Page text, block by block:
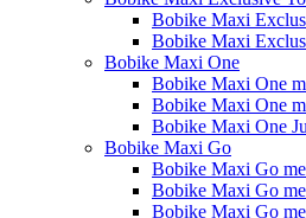
Bobike Maxi
Bobike Maxi
Bobike Maxi One
Bobike Maxi One
Bobike Maxi One
Bobike Maxi One
Bobike Maxi Go
Bobike Maxi Go
Bobike Maxi Go
Bobike Maxi Go